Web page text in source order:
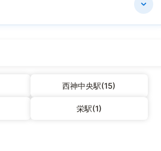
西神中央駅(15)
栄駅(1)